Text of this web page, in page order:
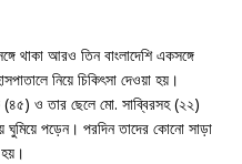
থাকা আরও তিন বাংলাদেশি একসঙ্গে
নিয়ে চিকিৎসা দেওয়া হয়।
(৪৫) ও তার ছেলে মো. সাব্বিরসহ (২২)
ঘুমিয়ে পড়েন। পরদিন তাদের কোনো সাড়া